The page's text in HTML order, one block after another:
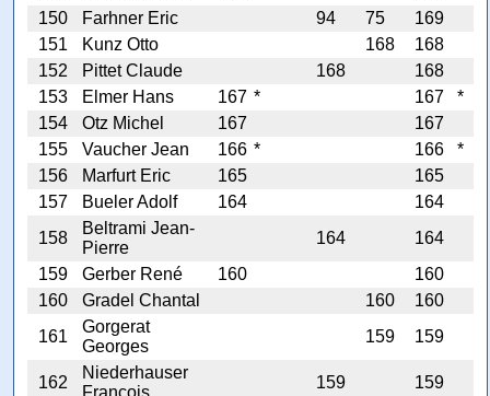
150
Farhner Eric 94 75
169
151
Kunz Otto 168
168
152
Pittet Claude 168
168
153
Elmer Hans 167 * 167
*
154
Otz Michel 167
167
155
Vaucher Jean 166 * 166
*
156
Marfurt Eric 165
165
157
Bueler Adolf 164
164
158
Beltrami Jean-
Pierre
164
164
159
Gerber René 160
160
160
Gradel Chantal 160
160
161
Gorgerat
Georges
159 159
162
Niederhauser
François
159 159